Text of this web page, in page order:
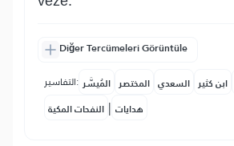
Diğer Tercümeleri Görüntüle
التفاسير: المُيسَّر المختصر السعدي ابن كثير
النفحات المكية | هدايات